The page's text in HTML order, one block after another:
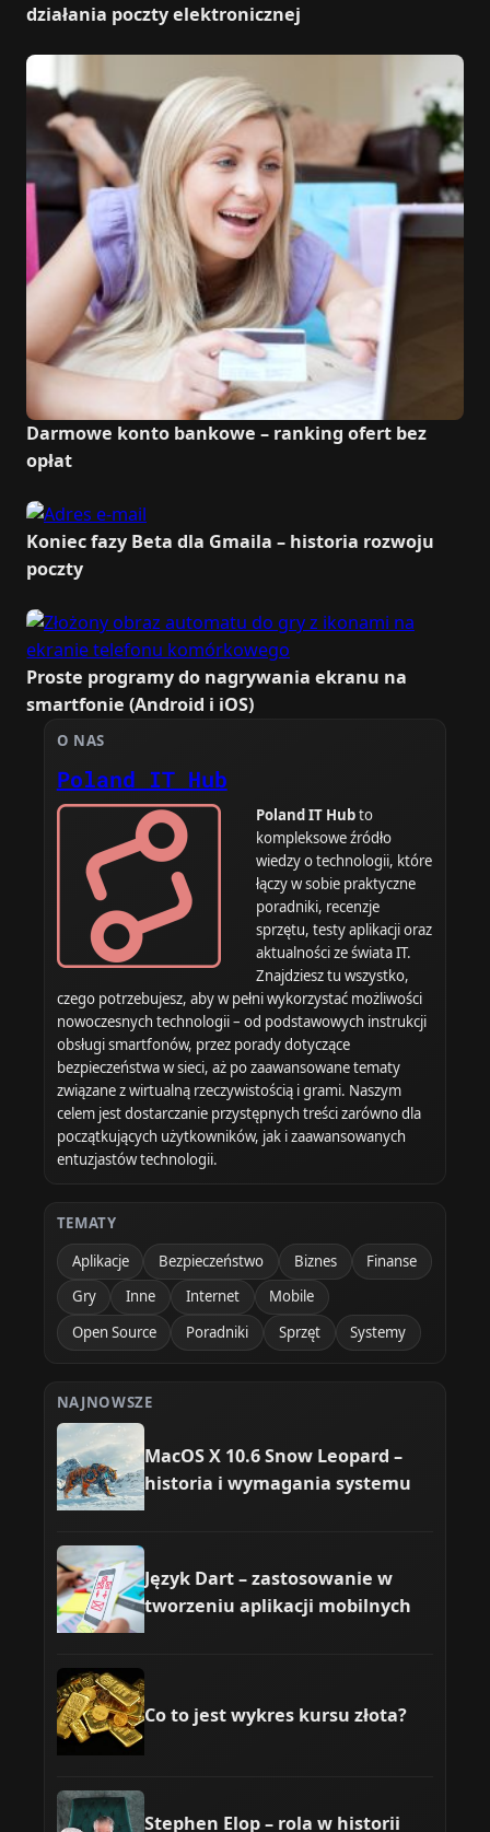
działania poczty elektronicznej
Darmowe konto bankowe – ranking ofert bez
opłat
Koniec fazy Beta dla Gmaila – historia rozwoju
poczty
Proste programy do nagrywania ekranu na
smartfonie (Android i iOS)
O NAS
Poland IT Hub
Poland IT Hubto
kompleksowe źródło
wiedzy o technologii, które
łączy w sobie praktyczne
poradniki, recenzje
sprzętu, testy aplikacji oraz
aktualności ze świata IT.
Znajdziesz tu wszystko,
czego potrzebujesz, aby w pełni wykorzystać możliwości
nowoczesnych technologii – od podstawowych instrukcji
obsługi smartfonów, przez porady dotyczące
bezpieczeństwa w sieci, aż po zaawansowane tematy
związane z wirtualną rzeczywistością i grami. Naszym
celem jest dostarczanie przystępnych treści zarówno dla
początkujących użytkowników, jak i zaawansowanych
entuzjastów technologii.
TEMATY
Aplikacje
Bezpieczeństwo Biznes
Finanse
Gry
Inne Internet
Mobile
Open Source
Poradniki Sprzęt Systemy
NAJNOWSZE
MacOS X 10.6 Snow Leopard –
historia i wymagania systemu
Język Dart – zastosowanie w
tworzeniu aplikacji mobilnych
Co to jest wykres kursu złota?
Stephen Elop – rola w historii